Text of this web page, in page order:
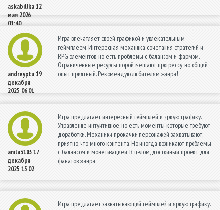
askabillka12
мая 2026
01:40
andreyptu19
декабря
2025 06:01
Игра впечатляет своей графикой и увлекательным
геймплеем. Интересная механика сочетания стратегий и
RPG элементов, но есть проблемы с балансом и фармом.
Ограниченные ресурсы порой мешают прогрессу, но общий
опыт приятный. Рекомендую любителям жанра!
anila310317
декабря
2025 15:02
Игра предлагает интересный геймплей и яркую графику.
Управление интуитивное, но есть моменты, которые требуют
доработки. Механики прокачки персонажей захватывают;
приятно, что много контента. Но иногда возникают проблемы
с балансом и монетизацией. В целом, достойный проект для
фанатов жанра.
Игра предлагает захватывающий геймплей и яркую графику.